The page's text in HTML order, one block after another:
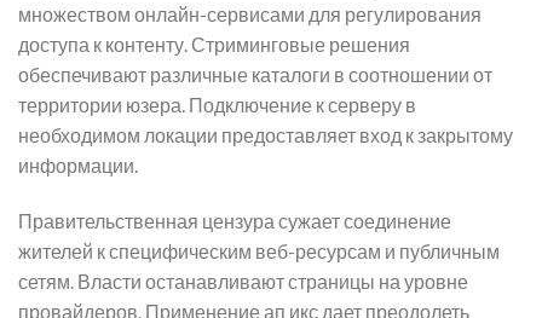
множеством онлайн-сервисами для регулирования
доступа к контенту. Стриминговые решения
обеспечивают различные каталоги в соотношении от
территории юзера. Подключение к серверу в
необходимом локации предоставляет вход к закрытому
информации.
Правительственная цензура сужает соединение
жителей к специфическим веб-ресурсам и публичным
сетям. Власти останавливают страницы на уровне
провайдеров. Применение ап икс дает преодолеть